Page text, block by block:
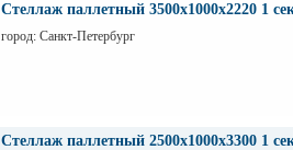
Стеллаж паллетный 3500х1000х2220 1
город: Санкт-Петербург
Стеллаж паллетный 2500х1000х3300 1